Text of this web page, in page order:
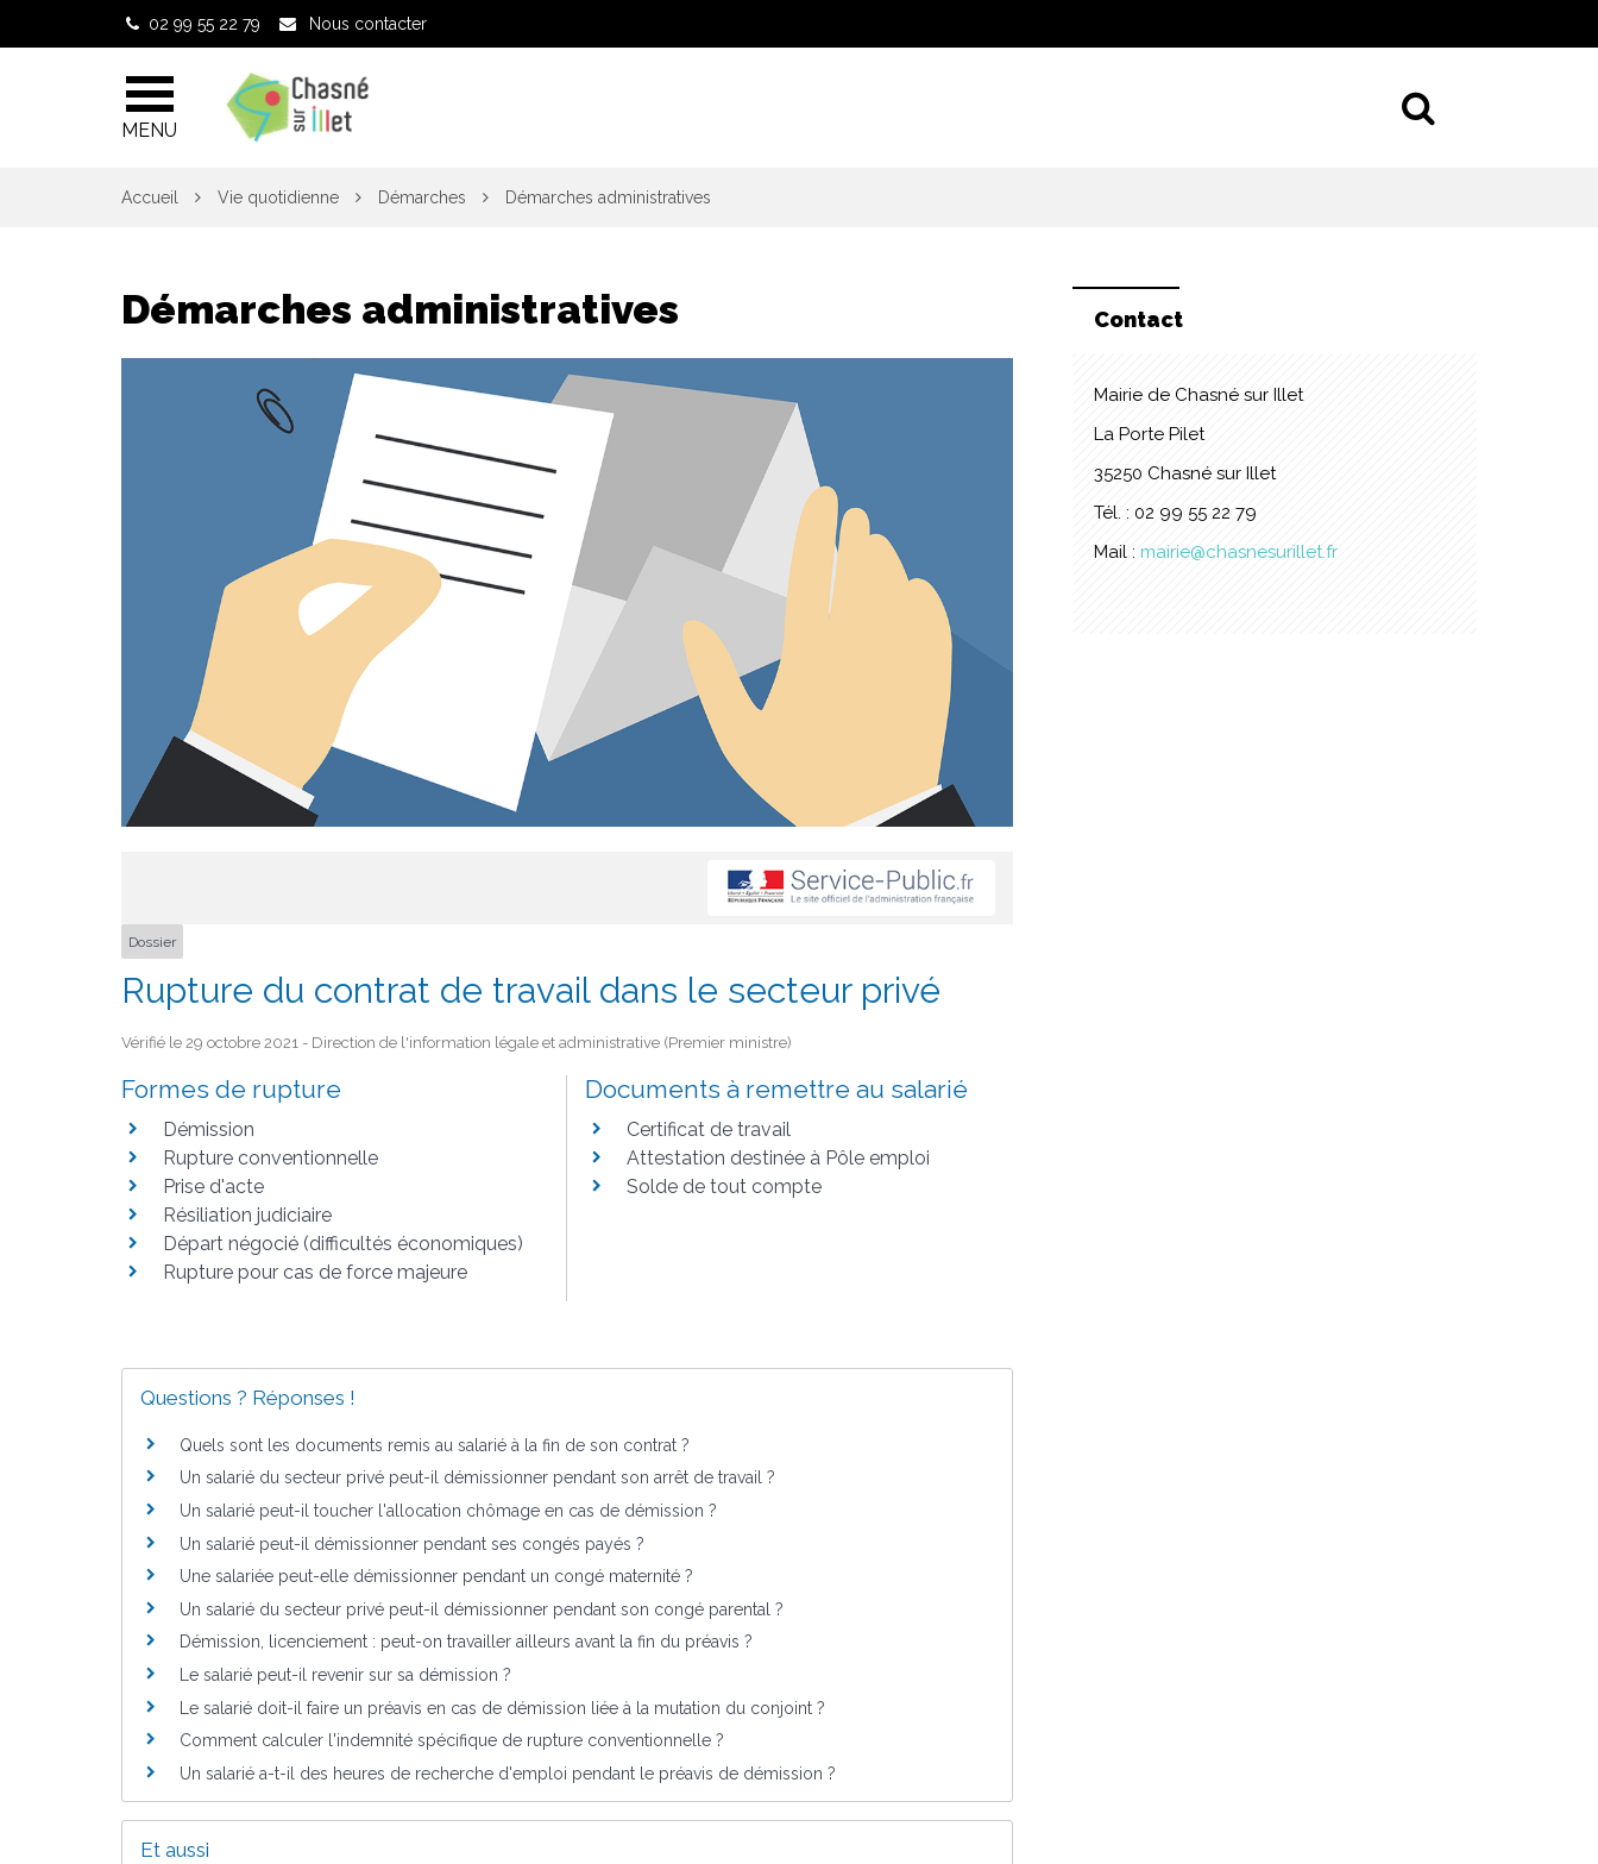
02 99 55 22 79 Nous contacter
MENU
Accueil Vie quotidienne Démarches Démarches administratives
Démarches administratives
Dossier
Rupture du contrat de travail dans le secteur privé
Vérifié le 29 octobre 2021 - Direction de l'information légale et administrative (Premier ministre)
Formes de rupture
Démission
Rupture conventionnelle
Prise d'acte
Résiliation judiciaire
Départ négocié (difficultés économiques)
Rupture pour cas de force majeure
Documents à remettre au salarié
Certificat de travail
Attestation destinée à Pôle emploi
Solde de tout compte
Questions ? Réponses !
Quels sont les documents remis au salarié à la fin de son contrat ?
Un salarié du secteur privé peut-il démissionner pendant son arrêt de travail ?
Un salarié peut-il toucher l'allocation chômage en cas de démission ?
Un salarié peut-il démissionner pendant ses congés payés ?
Une salariée peut-elle démissionner pendant un congé maternité ?
Un salarié du secteur privé peut-il démissionner pendant son congé parental ?
Démission, licenciement : peut-on travailler ailleurs avant la fin du préavis ?
Le salarié peut-il revenir sur sa démission ?
Le salarié doit-il faire un préavis en cas de démission liée à la mutation du conjoint ?
Comment calculer l'indemnité spécifique de rupture conventionnelle ?
Un salarié a-t-il des heures de recherche d'emploi pendant le préavis de démission ?
Et aussi
Contact
Mairie de Chasné sur Illet
La Porte Pilet
35250 Chasné sur Illet
Tél. : 02 99 55 22 79
Mail : mairie@chasnesurillet.fr